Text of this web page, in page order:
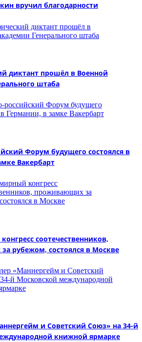
вручил благодарности
диктант прошёл в Военной
штаба
Форум будущего состоялся в
Вакербарт
соотечественников,
рубежом, состоялся в Москве
и Советский Союз» на 34-й
книжной ярмарке